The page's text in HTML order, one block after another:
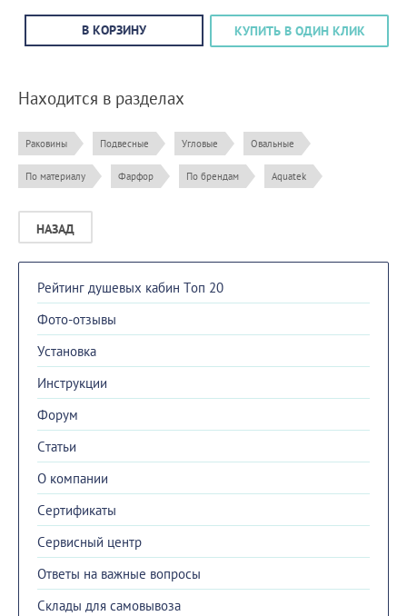
В КОРЗИНУ КУПИТЬ В ОДИН КЛИК
Находится в разделах
Раковины Подвесные Угловые Овальные
По материалу Фарфор По брендам Aquatek
НАЗАД
Рейтинг душевых кабин Топ 20
Фото-отзывы
Установка
Инструкции
Форум
Cтатьи
О компании
Сертификаты
Сервисный центр
Ответы на важные вопросы
Склады для самовывоза